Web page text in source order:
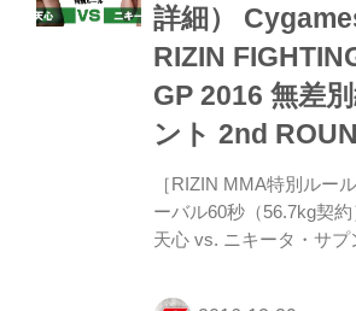
詳細）
RIZIN
GP 2016 無差
ント 2nd
［RIZIN MMA特別ルー
ーバル60秒（56.7kg契約
天心 vs. ニキータ・サプ
ンドー独特の変則的な構